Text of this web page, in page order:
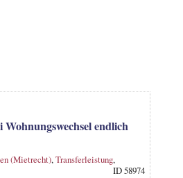
endlich
(Mietrecht),Transferleistung,
ID 58974